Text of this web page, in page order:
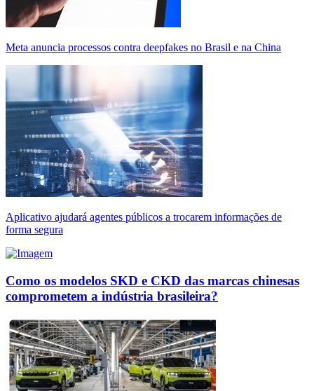
Meta anuncia processos contra deepfakes no Brasil e na China
Aplicativo ajudará agentes públicos a trocarem informações de
forma segura
Como os modelos SKD e CKD das marcas chinesas
comprometem a indústria brasileira?